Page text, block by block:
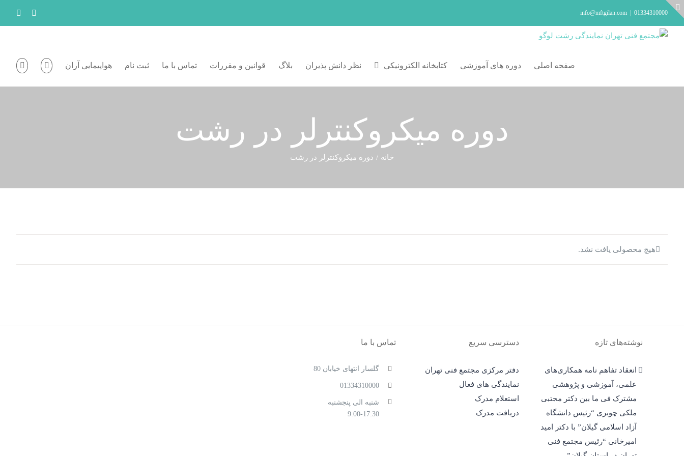
Skip
to
content
01334310000
info@mftgilan.com
Instagram
صفحه اصلی دوره های آموزشی کتابخانه الکترونیکی نظر دانش پذیران بلاگ قوانین و مقررات تماس با ما ثبت نام هواپیمایی آران
دوره میکروکنترلر در رشت
خانه دوره میکروکنترلر در رشت
هیچ محصولی یافت نشد.
نوشته‌های تازه
انعقاد تفاهم نامه همکاری‌های
علمی، آموزشی و پژوهشی
مشترک فی ما بین دکتر مجتبی
ملکی چوبری “رئیس دانشگاه
آزاد اسلامی گیلان” با دکتر امید
امیرخانی “رئیس مجتمع فنی
دسترسی سریع
دفتر مرکزی مجتمع فنی تهران
نمایندگی های فعال
استعلام مدرک
دریافت مدرک
تماس با ما
گلسار انتهای خیابان 80
01334310000
شنبه الی پنجشنبه
9:00-17:30
Toggle
Sliding